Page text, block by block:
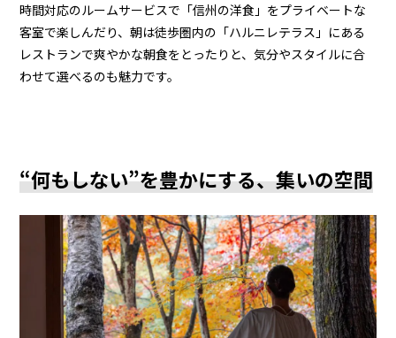
時間対応のルームサービスで「信州の洋食」をプライベートな
客室で楽しんだり、朝は徒歩圏内の「ハルニレテラス」にある
レストランで爽やかな朝食をとったりと、気分やスタイルに合
わせて選べるのも魅力です。
“何もしない”を豊かにする、集いの空間